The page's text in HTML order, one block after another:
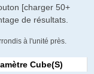
[charger 50+
de résultats.
à l'unité près.
Cube(s)